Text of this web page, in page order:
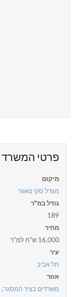
פרטי המשרד
מיקום
מגדל סקי טאוור
גודל במ"ר
189
מחיר
16,000 ש"ח למ"ר
עיר
תל אביב
אזור
משרדים בציר המסגר,